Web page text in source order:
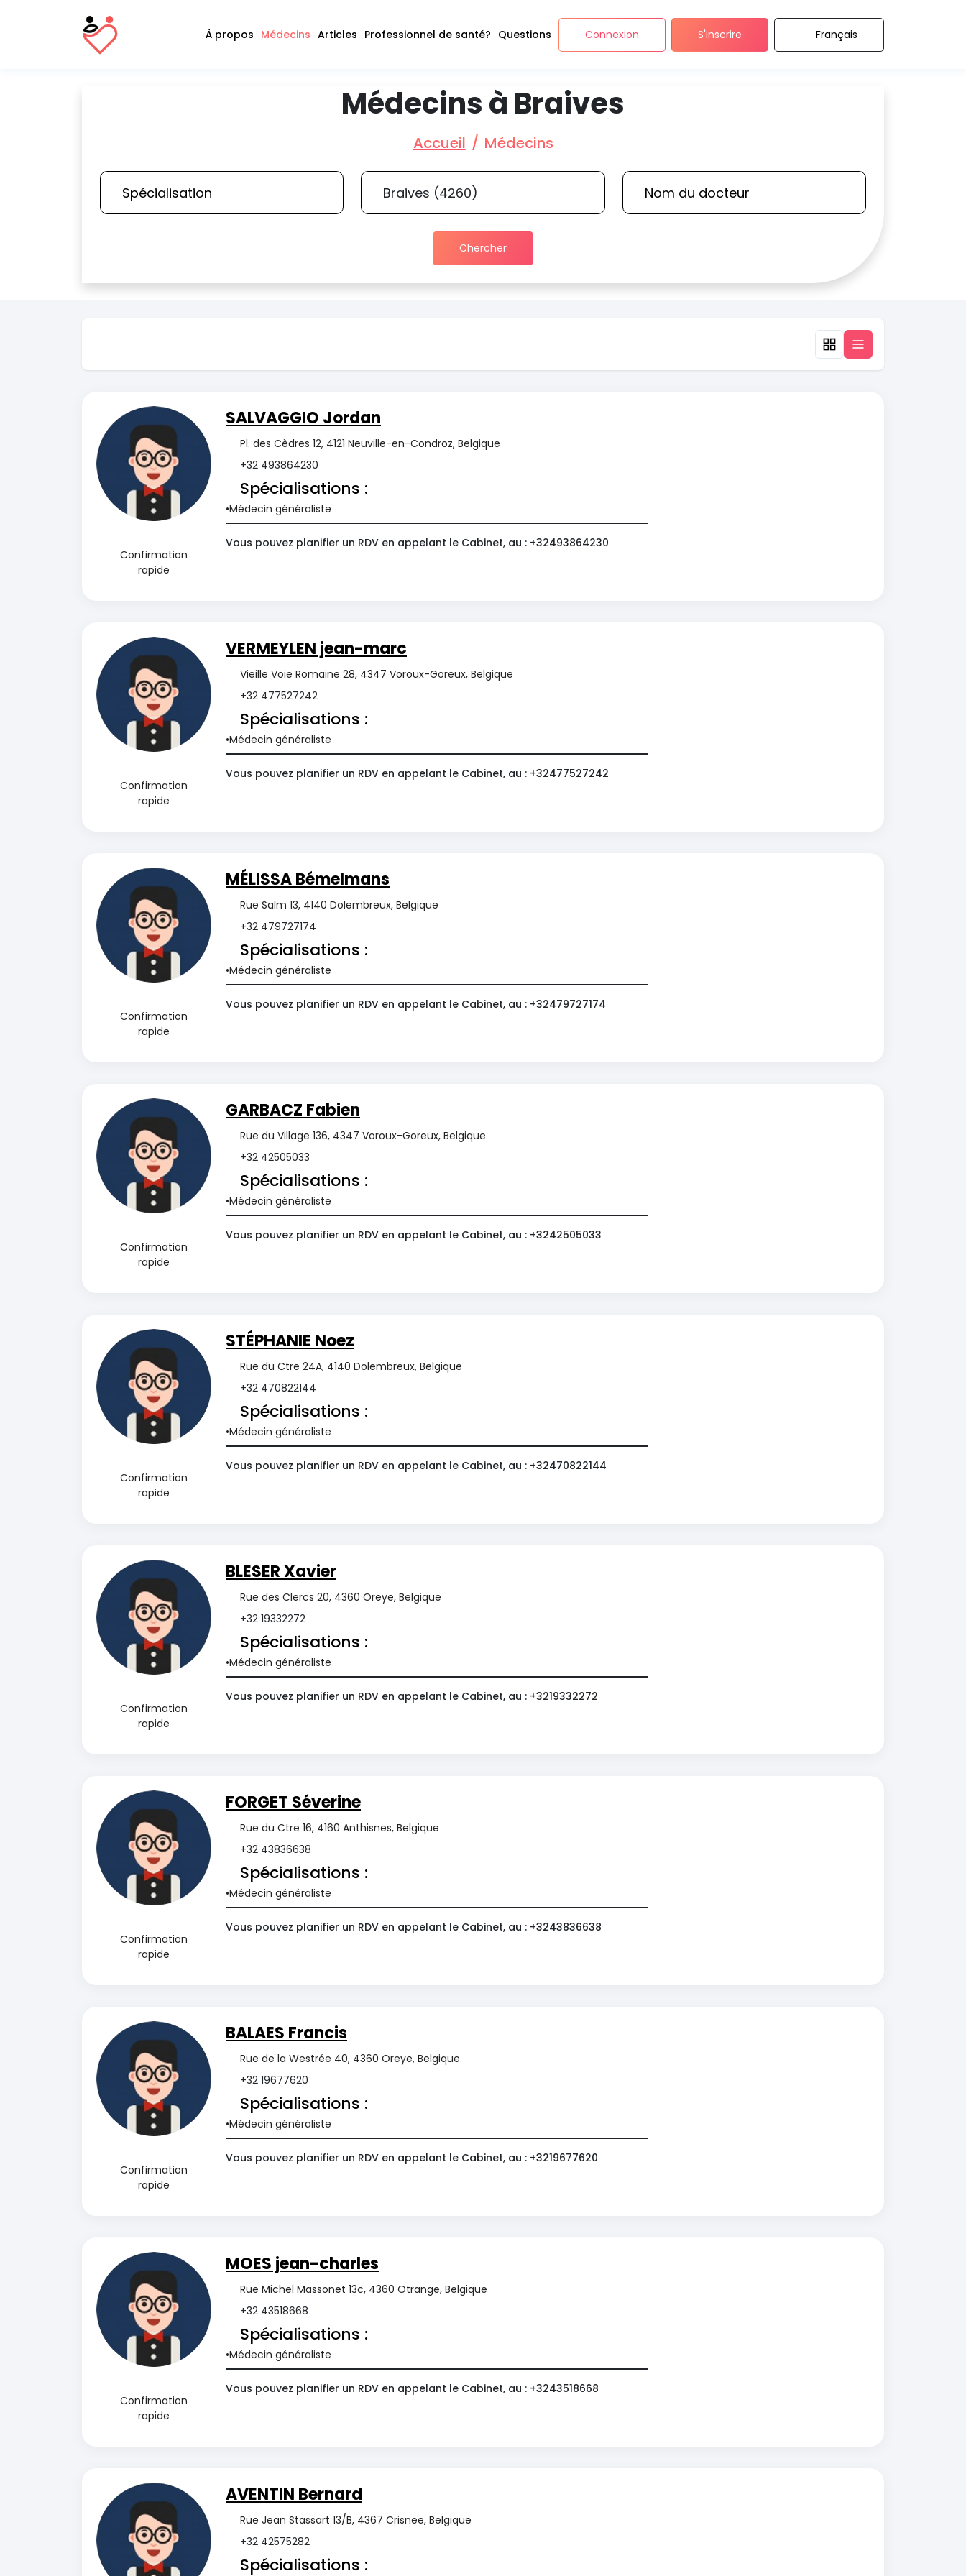
À propos Médecins Articles Professionnel de santé? Questions Connexion S'inscrire Français
Médecins à Braives
Accueil Médecins
Chercher
Confirmation
rapide
SALVAGGIO Jordan
Pl. des Cèdres 12, 4121 Neuville-en-Condroz, Belgique
+32 493864230
Spécialisations :
Médecin généraliste
Vous pouvez planifier un RDV en appelant le Cabinet, au : +32493864230
Confirmation
rapide
VERMEYLEN jean-marc
Vieille Voie Romaine 28, 4347 Voroux-Goreux, Belgique
+32 477527242
Spécialisations :
Médecin généraliste
Vous pouvez planifier un RDV en appelant le Cabinet, au : +32477527242
Confirmation
rapide
MÉLISSA Bémelmans
Rue Salm 13, 4140 Dolembreux, Belgique
+32 479727174
Spécialisations :
Médecin généraliste
Vous pouvez planifier un RDV en appelant le Cabinet, au : +32479727174
Confirmation
rapide
GARBACZ Fabien
Rue du Village 136, 4347 Voroux-Goreux, Belgique
+32 42505033
Spécialisations :
Médecin généraliste
Vous pouvez planifier un RDV en appelant le Cabinet, au : +3242505033
Confirmation
rapide
STÉPHANIE Noez
Rue du Ctre 24A, 4140 Dolembreux, Belgique
+32 470822144
Spécialisations :
Médecin généraliste
Vous pouvez planifier un RDV en appelant le Cabinet, au : +32470822144
Confirmation
rapide
BLESER Xavier
Rue des Clercs 20, 4360 Oreye, Belgique
+32 19332272
Spécialisations :
Médecin généraliste
Vous pouvez planifier un RDV en appelant le Cabinet, au : +3219332272
Confirmation
rapide
FORGET Séverine
Rue du Ctre 16, 4160 Anthisnes, Belgique
+32 43836638
Spécialisations :
Médecin généraliste
Vous pouvez planifier un RDV en appelant le Cabinet, au : +3243836638
Confirmation
rapide
BALAES Francis
Rue de la Westrée 40, 4360 Oreye, Belgique
+32 19677620
Spécialisations :
Médecin généraliste
Vous pouvez planifier un RDV en appelant le Cabinet, au : +3219677620
Confirmation
rapide
MOES jean-charles
Rue Michel Massonet 13c, 4360 Otrange, Belgique
+32 43518668
Spécialisations :
Médecin généraliste
Vous pouvez planifier un RDV en appelant le Cabinet, au : +3243518668
AVENTIN Bernard
Rue Jean Stassart 13/B, 4367 Crisnee, Belgique
+32 42575282
Spécialisations :